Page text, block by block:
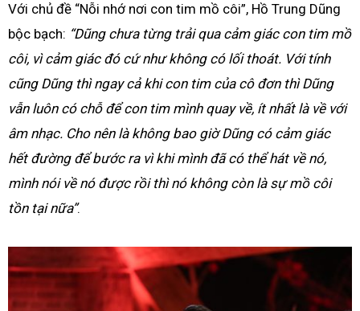
Với chủ đề “Nỗi nhớ nơi con tim mồ côi”, Hồ Trung Dũng
bộc bạch: “Dũng chưa từng trải qua cảm giác con tim mồ
côi, vì cảm giác đó cứ như không có lối thoát. Với tính
cũng Dũng thì ngay cả khi con tim của cô đơn thì Dũng
vẫn luôn có chỗ để con tim mình quay về, ít nhất là về với
âm nhạc. Cho nên là không bao giờ Dũng có cảm giác
hết đường để bước ra vì khi mình đã có thể hát về nó,
mình nói về nó được rồi thì nó không còn là sự mồ côi
tồn tại nữa”.